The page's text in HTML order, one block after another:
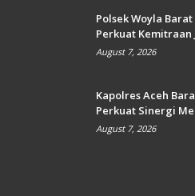
Polsek Woyla
Perkuat Kemitraan
August 7, 2026
Kapolres Aceh
Perkuat Sinergi
August 7, 2026